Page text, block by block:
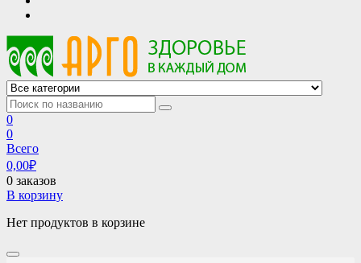
АРГО интернет магазин, доставка в Москве и по всей России
АРГО каталог каталог продукции, официальные цены
0
0
Всего
0,00₽
0 заказов
В корзину
Нет продуктов в корзине